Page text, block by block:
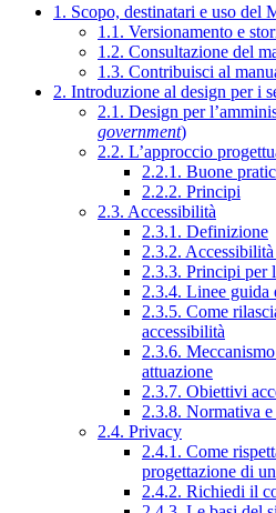
1. Scopo, destinatari e uso del
1.1. Versionamento e
1.2. Consultazione del
1.3. Contribuisci al
2. Introduzione al design per i
2.1. Design per
government)
2.2. L’approccio
2.2.1. Buone
2.2.2. Principi
2.3. Accessibilità
2.3.1. Definizione
2.3.2.
2.3.3. Principi per
2.3.4. Linee guida
2.3.5. Come
accessibilità
2.3.6.
attuazione
2.3.7. Obiettivi
2.3.8. Normativa
2.4. Privacy
2.4.1. Come
progettazione di
2.4.2. Richiedi il